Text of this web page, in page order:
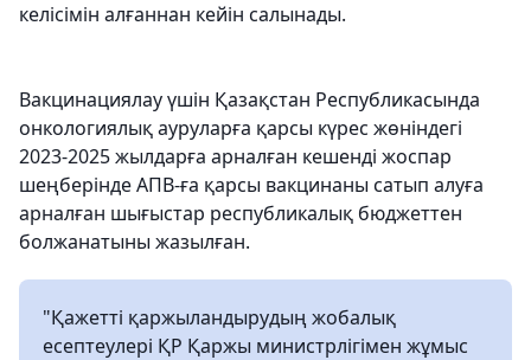
келісімін алғаннан кейін салынады.
Вакцинациялау үшін Қазақстан Республикасында
онкологиялық ауруларға қарсы күрес жөніндегі
2023-2025 жылдарға арналған кешенді жоспар
шеңберінде АПВ-ға қарсы вакцинаны сатып алуға
арналған шығыстар республикалық бюджеттен
болжанатыны жазылған.
"Қажетті қаржыландырудың жобалық
есептеулері ҚР Қаржы министрлігімен жұмыс